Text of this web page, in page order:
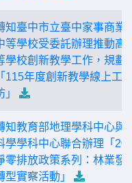
知臺中市立臺中家事商業
等學校受委託辦理推動高
學校創新教學工作，規劃
「115年度創新教學線上工
」
知教育部地理學科中心與
學學科中心聯合辦理「
零排放政策系列：林業發
型實察活動」